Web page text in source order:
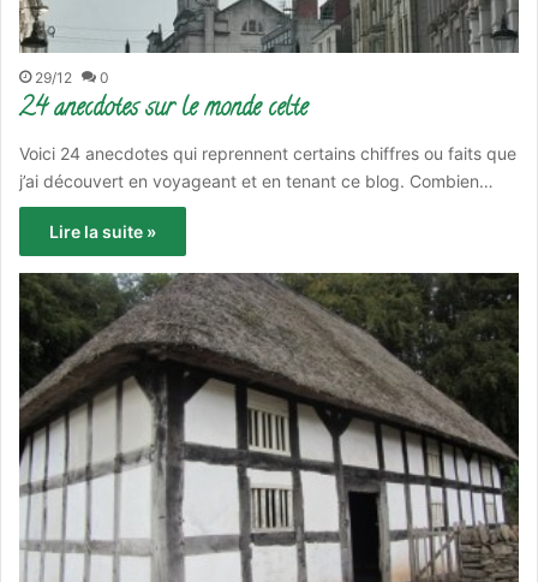
29/12 0
24 anecdotes sur le monde celte
Voici 24 anecdotes qui reprennent certains chiffres ou faits que
j’ai découvert en voyageant et en tenant ce blog. Combien…
Lire la suite »